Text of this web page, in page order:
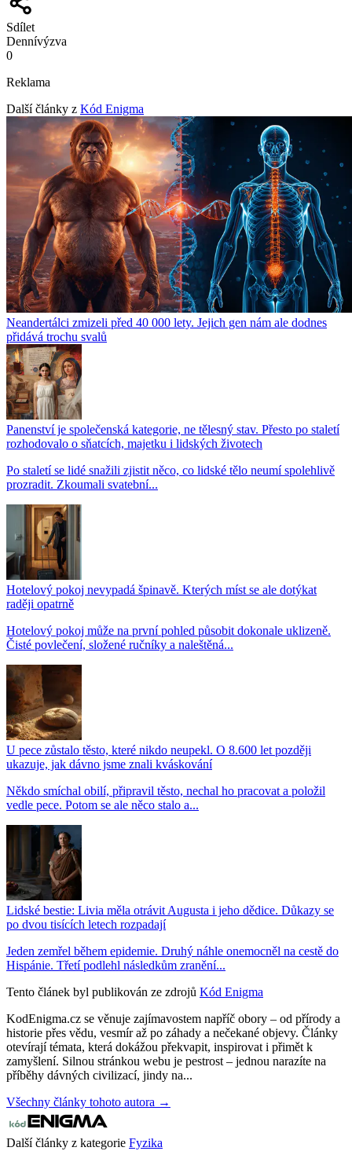
Sdílet
Dennívýzva
0
Reklama
Další články z Kód Enigma
Neandertálci zmizeli před 40 000 lety. Jejich gen nám ale dodnes
přidává trochu svalů
Panenství je společenská kategorie, ne tělesný stav. Přesto po staletí
rozhodovalo o sňatcích, majetku i lidských životech
Po staletí se lidé snažili zjistit něco, co lidské tělo neumí spolehlivě
prozradit. Zkoumali svatební...
Hotelový pokoj nevypadá špinavě. Kterých míst se ale dotýkat
raději opatrně
Hotelový pokoj může na první pohled působit dokonale uklizeně.
Čisté povlečení, složené ručníky a naleštěná...
U pece zůstalo těsto, které nikdo neupekl. O 8.600 let později
ukazuje, jak dávno jsme znali kváskování
Někdo smíchal obilí, připravil těsto, nechal ho pracovat a položil
vedle pece. Potom se ale něco stalo a...
Lidské bestie: Livia měla otrávit Augusta i jeho dědice. Důkazy se
po dvou tisících letech rozpadají
Jeden zemřel během epidemie. Druhý náhle onemocněl na cestě do
Hispánie. Třetí podlehl následkům zranění...
Tento článek byl publikován ze zdrojů Kód Enigma
KodEnigma.cz se věnuje zajímavostem napříč obory – od přírody a
historie přes vědu, vesmír až po záhady a nečekané objevy. Články
otevírají témata, která dokážou překvapit, inspirovat i přimět k
zamyšlení. Silnou stránkou webu je pestrost – jednou narazíte na
příběhy dávných civilizací, jindy na...
Všechny články tohoto autora →
Další články z kategorie Fyzika